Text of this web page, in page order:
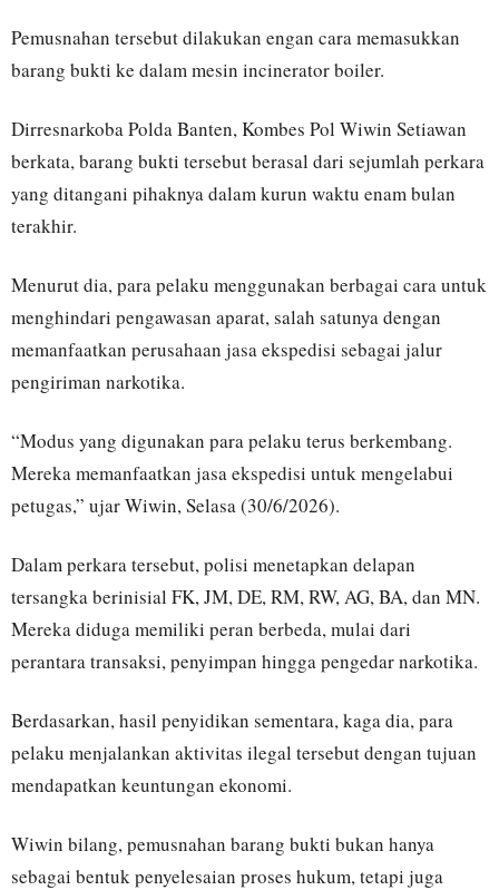
Pemusnahan tersebut dilakukan engan cara memasukkan
barang bukti ke dalam mesin incinerator boiler.
Dirresnarkoba Polda Banten, Kombes Pol Wiwin Setiawan
berkata, barang bukti tersebut berasal dari sejumlah perkara
yang ditangani pihaknya dalam kurun waktu enam bulan
terakhir.
Menurut dia, para pelaku menggunakan berbagai cara untuk
menghindari pengawasan aparat, salah satunya dengan
memanfaatkan perusahaan jasa ekspedisi sebagai jalur
pengiriman narkotika.
“Modus yang digunakan para pelaku terus berkembang.
Mereka memanfaatkan jasa ekspedisi untuk mengelabui
petugas,” ujar Wiwin, Selasa (30/6/2026).
Dalam perkara tersebut, polisi menetapkan delapan
tersangka berinisial FK, JM, DE, RM, RW, AG, BA, dan MN.
Mereka diduga memiliki peran berbeda, mulai dari
perantara transaksi, penyimpan hingga pengedar narkotika.
Berdasarkan, hasil penyidikan sementara, kaga dia, para
pelaku menjalankan aktivitas ilegal tersebut dengan tujuan
mendapatkan keuntungan ekonomi.
Wiwin bilang, pemusnahan barang bukti bukan hanya
sebagai bentuk penyelesaian proses hukum, tetapi juga